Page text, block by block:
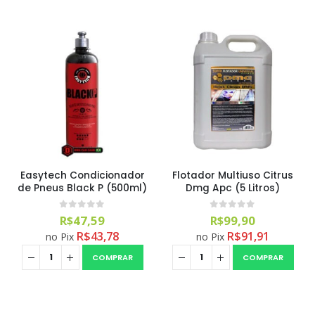
Easytech Condicionador
de Pneus Black P (500ml)
0 out of 5
R$47,59
no Pix R$43,78
COMPRAR
Flotador Multiuso Citrus
Dmg Apc (5 Litros)
0 out of 5
R$99,90
no Pix R$91,91
COMPRAR